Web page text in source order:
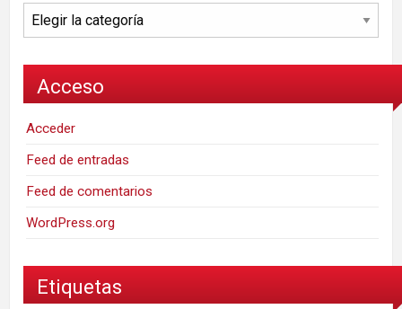
Categorías
Acceso
Acceder
Feed de entradas
Feed de comentarios
WordPress.org
Etiquetas